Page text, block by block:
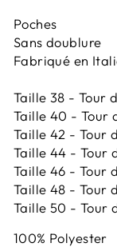
Poches
Sans doublure
Fabriqué en
Taille 38 - Tour
Taille 40 - Tour
Taille 42 - Tour
Taille 44 - Tour
Taille 46 - Tour
Taille 48 - Tour
Taille 50 - Tour
100% Polyester